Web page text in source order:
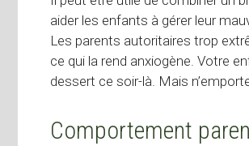
aider les enfants à gérer leur
Les parents autoritaires trop
ce qui la rend anxiogène. Votre
dessert ce soir-là. Mais
Comportement